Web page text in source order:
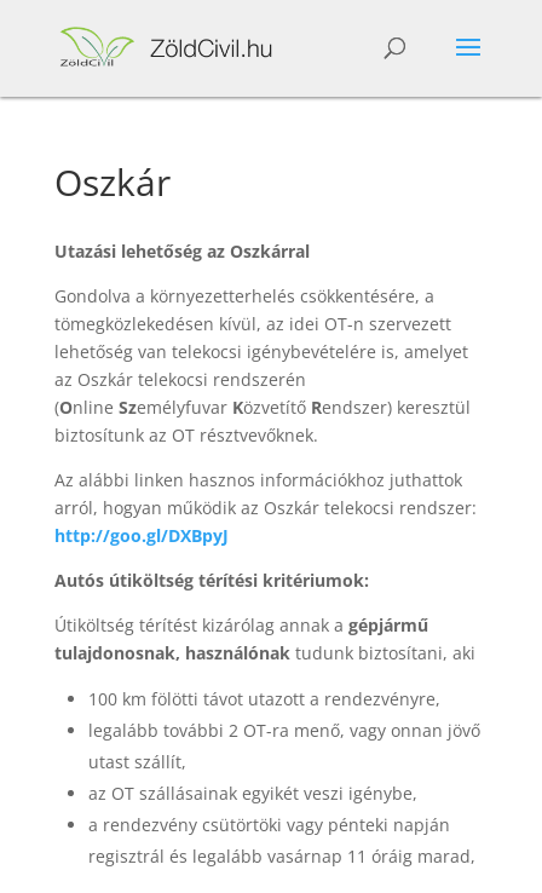
Oszkár
Utazási lehetőség az Oszkárral
Gondolva a környezetterhelés csökkentésére, a
tömegközlekedésen kívül, az idei OT-n szervezett
lehetőség van telekocsi igénybevételére is, amelyet
az Oszkár telekocsi rendszerén
(Online Személyfuvar Közvetítő Rendszer) keresztül
biztosítunk az OT résztvevőknek.
Az alábbi linken hasznos információkhoz juthattok
arról, hogyan működik az Oszkár telekocsi rendszer:
http://goo.gl/DXBpyJ
Autós útiköltség térítési kritériumok:
Útiköltség térítést kizárólag annak a gépjármű
tulajdonosnak, használónaktudunk biztosítani, aki
100 km fölötti távot utazott a rendezvényre,
legalább további 2 OT-ra menő, vagy onnan jövő
utast szállít,
az OT szállásainak egyikét veszi igénybe,
a rendezvény csütörtöki vagy pénteki napján
regisztrál és legalább vasárnap 11 óráig marad,